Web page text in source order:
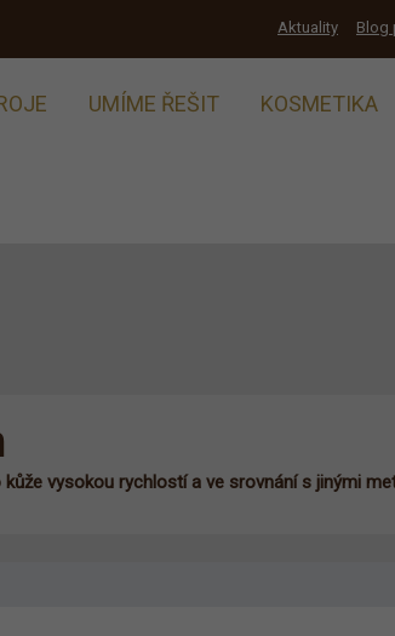
Aktuality Blog
UMÍME ŘEŠIT KOSMETIKA
vysokou rychlostí a ve srovnání s jinými